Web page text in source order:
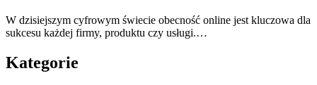
W dzisiejszym cyfrowym świecie obecność online jest kluczowa dla
sukcesu każdej firmy, produktu czy usługi.…
Kategorie